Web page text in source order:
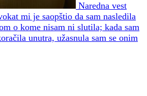
Naredna vest
mi je saopštio da sam nasledila
o kome nisam ni slutila; kada sam
unutra, užasnula sam se onim